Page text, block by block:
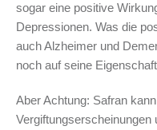
sogar eine positive
Depressionen. Was die
auch Alzheimer und
noch auf seine
Aber Achtung: Safran
Vergiftungserscheinungen